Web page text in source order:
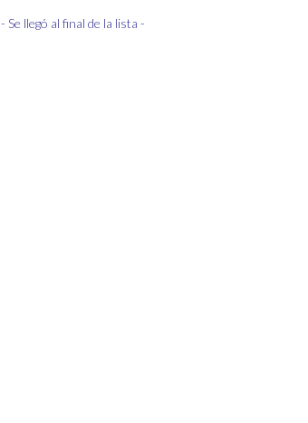
- Se llegó al final de la lista -